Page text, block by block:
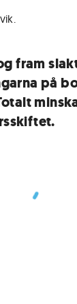
.
fram
på